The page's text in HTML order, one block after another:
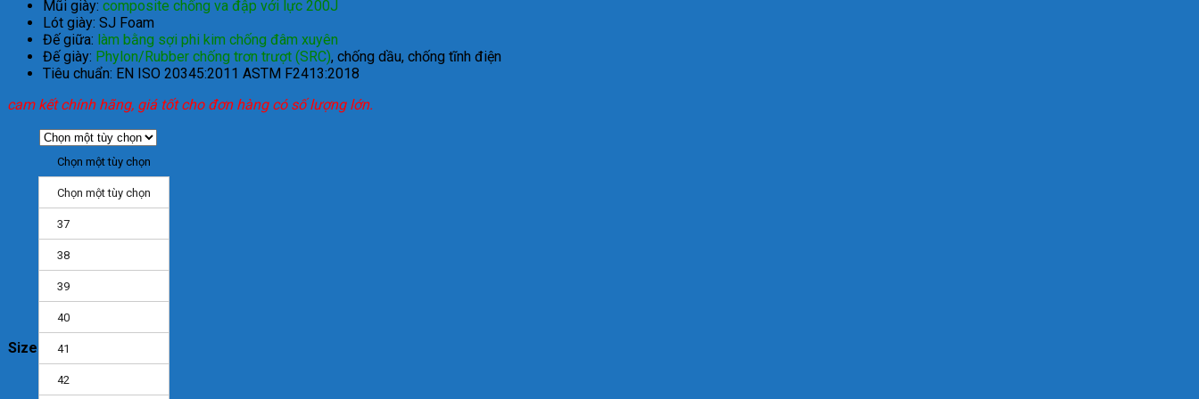
Mũi giày: composite chống va đập với lực 200J
Lót giày: SJ Foam
Đế giữa: làm bằng sợi phi kim chống đâm xuyên
Đế giày: Phylon/Rubber chống trơn trượt (SRC), chống dầu, chống tĩnh điện
Tiêu chuẩn: EN ISO 20345:2011 ASTM F2413:2018
cam kết chính hãng, giá tốt cho đơn hàng có số lượng lớn.
Size
Chọn một tùy chọn
Chọn một tùy chọn
37
38
39
40
41
42